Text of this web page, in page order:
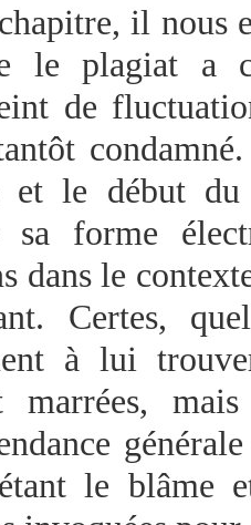
il nous
le plagiat a
de
le début du
sa forme
dans le
Certes,
à lui
marrées,
le blâme